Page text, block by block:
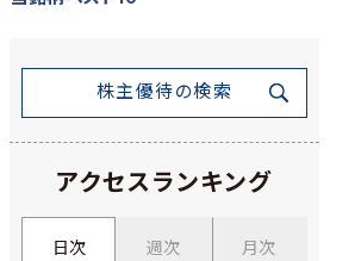
株主優待の検索
アクセスランキング
日次 週次 月次